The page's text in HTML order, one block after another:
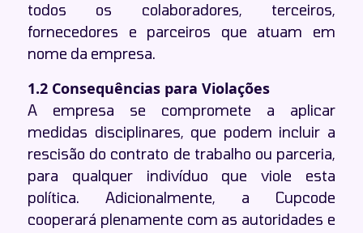
todos os colaboradores, terceiros,
fornecedores e parceiros que atuam em
nome da empresa.
1.2 Consequências para Violações
A empresa se compromete a aplicar
medidas disciplinares, que podem incluir a
rescisão do contrato de trabalho ou parceria,
para qualquer indivíduo que viole esta
política. Adicionalmente, a Cupcode
cooperará plenamente com as autoridades e